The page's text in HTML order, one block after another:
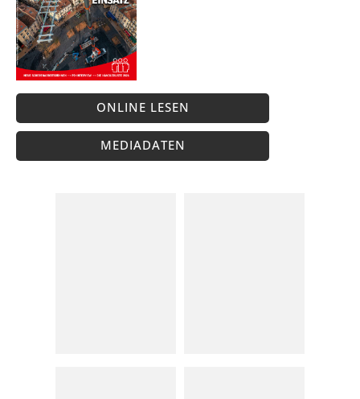
ONLINE LESEN
MEDIADATEN